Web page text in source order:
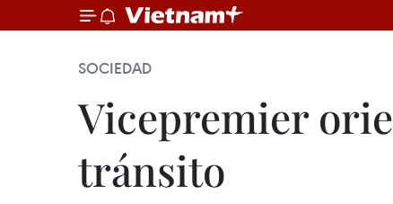
SOCIEDAD
Vicepremier
tránsito